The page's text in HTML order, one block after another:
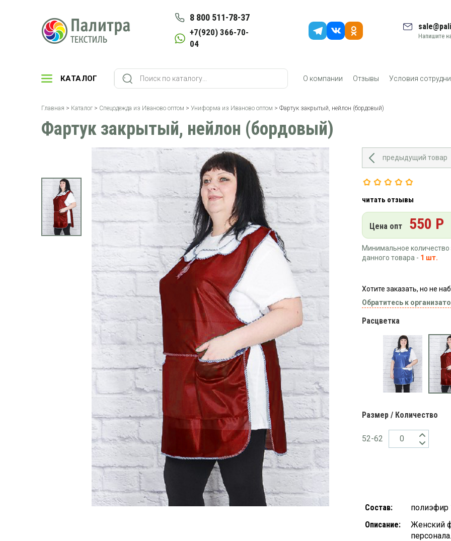
8 800 511-78-37
+7(920) 366-70-
04
Напишите
КАТАЛОГ О компании Отзывы Условия
Главная > Каталог > Спецодежда из Иваново оптом > Униформа из Иваново оптом > Фартук закрытый, нейлон (бордовый)
Фартук закрытый, нейлон (бордовый)
предыдущий товар
читать отзывы
Цена опт 550 Р
Минимальное количество
данного товара - 1 шт.
Хотите заказать, но не
Обратитесь к
Расцветка
Размер / Количество
52-62
Состав:
полиэфир
Описание:
Женский